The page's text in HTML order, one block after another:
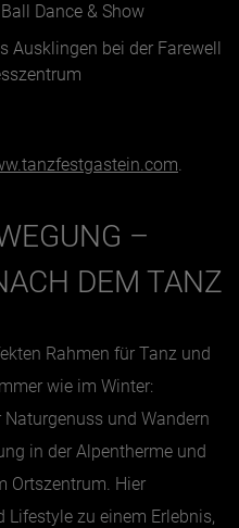
Dance & Show
bei der Farewell
.
–
DEM TANZ
Rahmen für Tanz und
wie im Winter:
und Wandern
in der Alpentherme und
Ortszentrum. Hier
Lifestyle zu einem Erlebnis,